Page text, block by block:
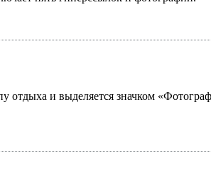
отдыха и выделяется значком